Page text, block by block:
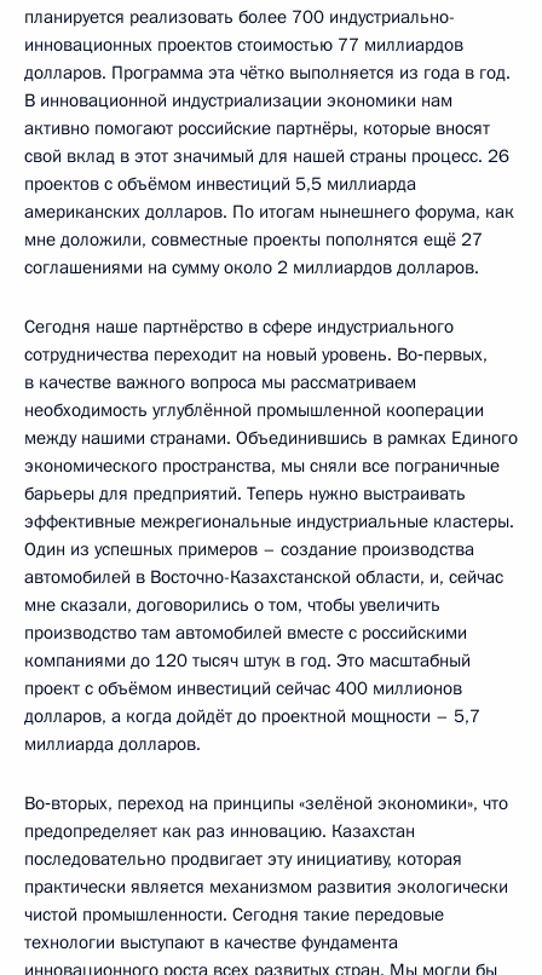
планируется реализовать более 700 индустриально-
инновационных проектов стоимостью 77 миллиардов
долларов. Программа эта чётко выполняется из года в год.
В инновационной индустриализации экономики нам
активно помогают российские партнёры, которые вносят
свой вклад в этот значимый для нашей страны процесс. 26
проектов с объёмом инвестиций 5,5 миллиарда
американских долларов. По итогам нынешнего форума, как
мне доложили, совместные проекты пополнятся ещё 27
соглашениями на сумму около 2 миллиардов долларов.
Сегодня наше партнёрство в сфере индустриального
сотрудничества переходит на новый уровень. Во‑первых,
в качестве важного вопроса мы рассматриваем
необходимость углублённой промышленной кооперации
между нашими странами. Объединившись в рамках Единого
экономического пространства, мы сняли все пограничные
барьеры для предприятий. Теперь нужно выстраивать
эффективные межрегиональные индустриальные кластеры.
Один из успешных примеров – создание производства
автомобилей в Восточно-Казахстанской области, и, сейчас
мне сказали, договорились о том, чтобы увеличить
производство там автомобилей вместе с российскими
компаниями до 120 тысяч штук в год. Это масштабный
проект с объёмом инвестиций сейчас 400 миллионов
долларов, а когда дойдёт до проектной мощности – 5,7
миллиарда долларов.
Во‑вторых, переход на принципы «зелёной экономики», что
предопределяет как раз инновацию. Казахстан
последовательно продвигает эту инициативу, которая
практически является механизмом развития экологически
чистой промышленности. Сегодня такие передовые
технологии выступают в качестве фундамента
инновационного роста всех развитых стран. Мы могли бы